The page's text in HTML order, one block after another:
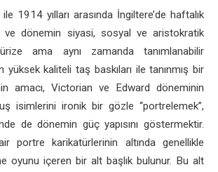
1914 yılları arasında İngiltere’de haftalık
ve dönemin siyasi, sosyal ve aristokratik
ama aynı zamanda tanımlanabilir
yüksek kaliteli taş baskıları ile tanınmış bir
amacı, Victorian ve Edward döneminin
isimlerini ironik bir gözle “portrelemek”,
de dönemin güç yapısını göstermektir.
portre karikatürlerinin altında genellikle
oyunu içeren bir alt başlık bulunur. Bu alt